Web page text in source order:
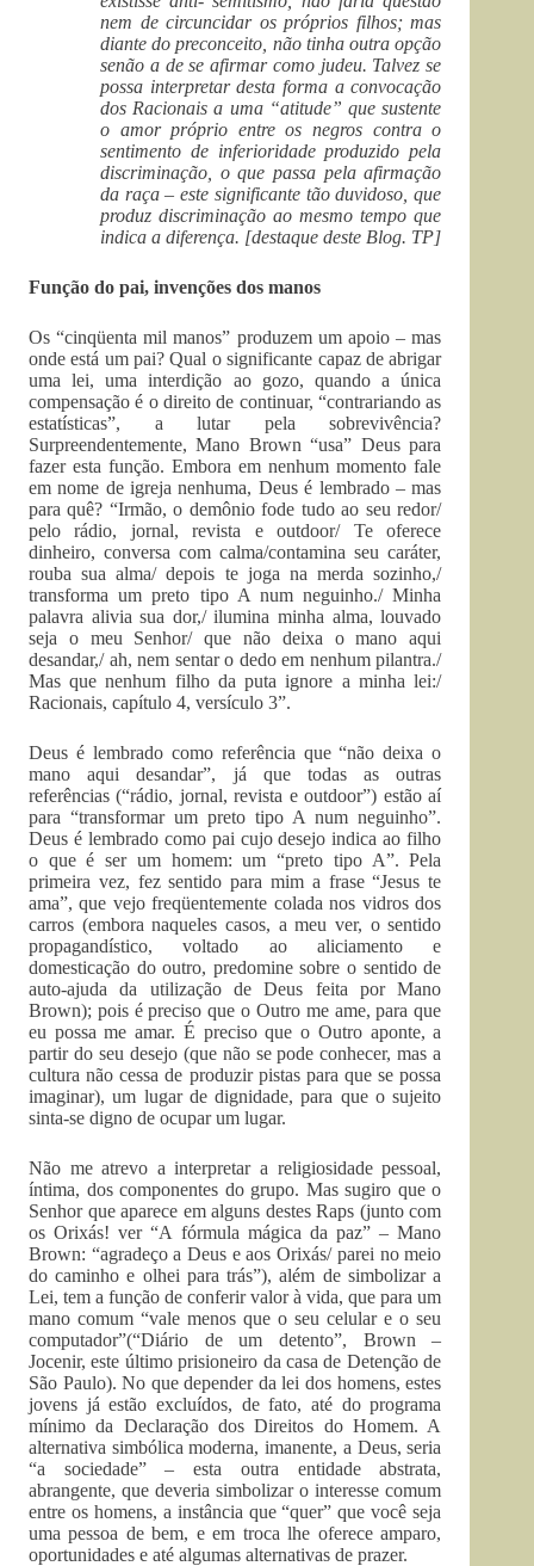
nem de circuncidar os próprios filhos; mas
diante do preconceito, não tinha outra opção
senão a de se afirmar como judeu. Talvez se
possa interpretar desta forma a convocação
dos Racionais a uma “atitude” que sustente
o amor próprio entre os negros contra o
sentimento de inferioridade produzido pela
discriminação, o que passa pela afirmação
da raça – este significante tão duvidoso, que
produz discriminação ao mesmo tempo que
indica a diferença. [destaque deste Blog. TP]
Função do pai, invenções dos manos
Os “cinqüenta mil manos” produzem um apoio – mas
onde está um pai? Qual o significante capaz de abrigar
uma lei, uma interdição ao gozo, quando a única
compensação é o direito de continuar, “contrariando as
estatísticas”, a lutar pela sobrevivência?
Surpreendentemente, Mano Brown “usa” Deus para
fazer esta função. Embora em nenhum momento fale
em nome de igreja nenhuma, Deus é lembrado – mas
para quê? “Irmão, o demônio fode tudo ao seu redor/
pelo rádio, jornal, revista e outdoor/ Te oferece
dinheiro, conversa com calma/contamina seu caráter,
rouba sua alma/ depois te joga na merda sozinho,/
transforma um preto tipo A num neguinho./ Minha
palavra alivia sua dor,/ ilumina minha alma, louvado
seja o meu Senhor/ que não deixa o mano aqui
desandar,/ ah, nem sentar o dedo em nenhum pilantra./
Mas que nenhum filho da puta ignore a minha lei:/
Racionais, capítulo 4, versículo 3”.
Deus é lembrado como referência que “não deixa o
mano aqui desandar”, já que todas as outras
referências (“rádio, jornal, revista e outdoor”) estão aí
para “transformar um preto tipo A num neguinho”.
Deus é lembrado como pai cujo desejo indica ao filho
o que é ser um homem: um “preto tipo A”. Pela
primeira vez, fez sentido para mim a frase “Jesus te
ama”, que vejo freqüentemente colada nos vidros dos
carros (embora naqueles casos, a meu ver, o sentido
propagandístico, voltado ao aliciamento e
domesticação do outro, predomine sobre o sentido de
auto-ajuda da utilização de Deus feita por Mano
Brown); pois é preciso que o Outro me ame, para que
eu possa me amar. É preciso que o Outro aponte, a
partir do seu desejo (que não se pode conhecer, mas a
cultura não cessa de produzir pistas para que se possa
imaginar), um lugar de dignidade, para que o sujeito
sinta-se digno de ocupar um lugar.
Não me atrevo a interpretar a religiosidade pessoal,
íntima, dos componentes do grupo. Mas sugiro que o
Senhor que aparece em alguns destes Raps (junto com
os Orixás! ver “A fórmula mágica da paz” – Mano
Brown: “agradeço a Deus e aos Orixás/ parei no meio
do caminho e olhei para trás”), além de simbolizar a
Lei, tem a função de conferir valor à vida, que para um
mano comum “vale menos que o seu celular e o seu
computador”(“Diário de um detento”, Brown –
Jocenir, este último prisioneiro da casa de Detenção de
São Paulo). No que depender da lei dos homens, estes
jovens já estão excluídos, de fato, até do programa
mínimo da Declaração dos Direitos do Homem. A
alternativa simbólica moderna, imanente, a Deus, seria
“a sociedade” – esta outra entidade abstrata,
abrangente, que deveria simbolizar o interesse comum
entre os homens, a instância que “quer” que você seja
uma pessoa de bem, e em troca lhe oferece amparo,
oportunidades e até algumas alternativas de prazer.